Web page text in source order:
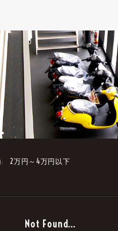
: 2万円～4万円以下
Not Found...